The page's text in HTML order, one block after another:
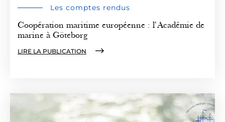
Les comptes rendus
Coopération maritime européenne : l’Académie de
marine à Göteborg
LIRE LA PUBLICATION